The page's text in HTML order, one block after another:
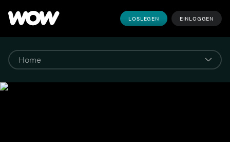
LOSLEGEN EINLOGGEN